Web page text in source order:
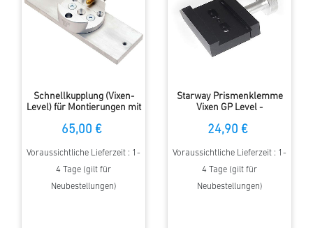
Schnellkupplung (Vixen-
Level) für Montierungen mit
65,00 €
Voraussichtliche Lieferzeit : 1-
4 Tage (gilt für
Neubestellungen)
Starway Prismenklemme
Vixen GP Level -
24,90 €
Voraussichtliche Lieferzeit : 1-
4 Tage (gilt für
Neubestellungen)